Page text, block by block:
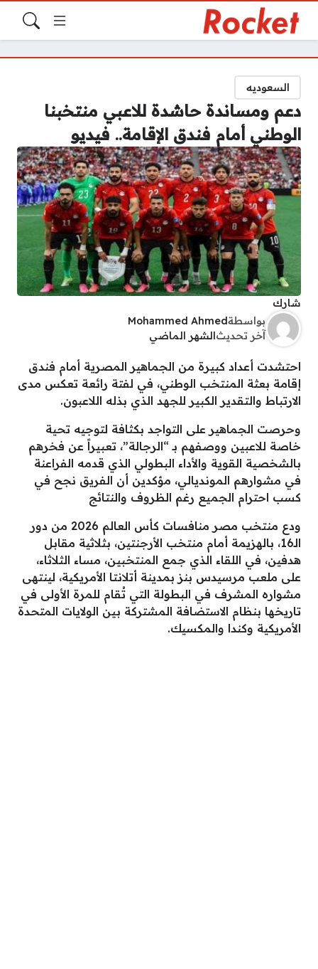
السعوديه
دعم ومساندة حاشدة للاعبي منتخبنا
الوطني أمام فندق الإقامة.. فيديو
شارك
بواسطةMohammed Ahmed
آخر تحديث الشهر الماضي
احتشدت أعداد كبيرة من الجماهير المصرية أمام فندق
إقامة بعثة المنتخب الوطني، في لفتة رائعة تعكس مدى
الارتباط والتقدير الكبير للجهد الذي بذله اللاعبون.
وحرصت الجماهير على التواجد بكثافة لتوجيه تحية
خاصة للاعبين ووصفهم بـ “الرجالة”، تعبيراً عن فخرهم
بالشخصية القوية والأداء البطولي الذي قدمه الفراعنة
في مشوارهم المونديالي، مؤكدين أن الفريق نجح في
كسب احترام الجميع رغم الظروف والنتائج
ودع منتخب مصر منافسات كأس العالم 2026 من دور
الـ16، بالهزيمة أمام منتخب الأرجنتين، بثلاثية مقابل
هدفين، في اللقاء الذي جمع المنتخبين، مساء الثلاثاء،
على ملعب مرسيدس بنز بمدينة أتلانتا الأمريكية، لينتهى
مشواره المشرف في البطولة التي تُقام للمرة الأولى في
تاريخها بنظام الاستضافة المشتركة بين الولايات المتحدة
الأمريكية وكندا والمكسيك.